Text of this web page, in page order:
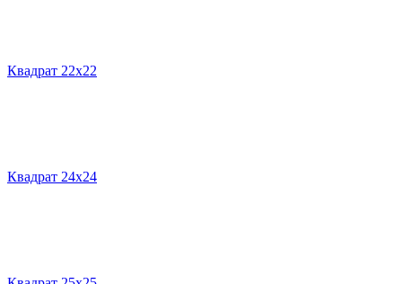
Квадрат 22х22
Квадрат 24х24